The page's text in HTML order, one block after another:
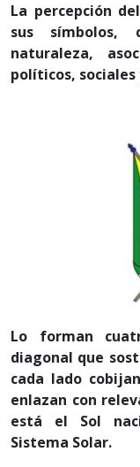
La percepción
sus símbolos,
naturaleza,
políticos, sociales
Lo forman
diagonal que
cada lado
enlazan con
está el Sol
Sistema Solar.